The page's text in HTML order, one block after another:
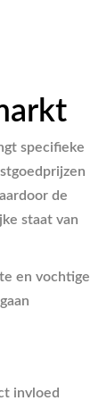
specifieke
de
staat van
en vochtige
invloed